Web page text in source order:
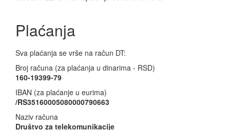
Plaćanja
Sva plaćanja se vrše na račun DT:
Broj računa (za plaćanja u dinarima - RSD)
160-19399-79
IBAN (za plaćanje u eurima)
/RS35160005080000790663
Naziv računa
Društvo za telekomunikacije